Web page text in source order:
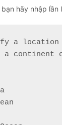
hãy nhập lần
a
a continent